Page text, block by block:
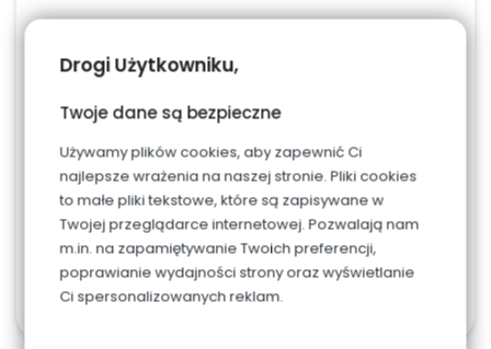
Drogi Użytkowniku,
Twoje dane są bezpieczne
Używamy plików cookies, aby zapewnić Ci
najlepsze wrażenia na naszej stronie. Pliki cookies
to małe pliki tekstowe, które są zapisywane w
Twojej przeglądarce internetowej. Pozwalają nam
m.in. na zapamiętywanie Twoich preferencji,
poprawianie wydajności strony oraz wyświetlanie
Ci spersonalizowanych reklam.
zamówienia
Dodaj do koszyka